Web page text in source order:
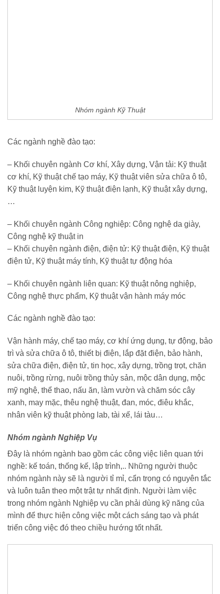
Nhóm ngành Kỹ Thuật
Các ngành nghề đào tạo:
– Khối chuyên ngành Cơ khí, Xây dựng, Vận tải: Kỹ thuật
cơ khí, Kỹ thuật chế tạo máy, Kỹ thuật viên sửa chữa ô tô,
Kỹ thuật luyện kim, Kỹ thuật điện lạnh, Kỹ thuật xây dựng,
…
– Khối chuyên ngành Công nghiệp: Công nghệ da giày,
Công nghệ kỹ thuật in
– Khối chuyên ngành điện, điện tử: Kỹ thuật điện, Kỹ thuật
điện tử, Kỹ thuật máy tính, Kỹ thuật tự động hóa
– Khối chuyên ngành liên quan: Kỹ thuật nông nghiệp,
Công nghệ thực phẩm, Kỹ thuật vận hành máy móc
Các ngành nghề đào tạo:
Vận hành máy, chế tạo máy, cơ khí ứng dụng, tự động, bảo
trì và sửa chữa ô tô, thiết bị điện, lắp đặt điện, bảo hành,
sửa chữa điện, điện tử, tin học, xây dựng, trồng trọt, chăn
nuôi, trồng rừng, nuôi trồng thủy sản, mộc dân dụng, mộc
mỹ nghệ, thể thao, nấu ăn, làm vườn và chăm sóc cây
xanh, may mặc, thêu nghệ thuật, đan, móc, điêu khắc,
nhân viên kỹ thuật phòng lab, tài xế, lái tàu…
Nhóm ngành Nghiệp Vụ
Đây là nhóm ngành bao gồm các công việc liên quan tới
nghề: kế toán, thống kế, lập trình,.. Những người thuộc
nhóm ngành này sẽ là người tỉ mỉ, cẩn trọng có nguyên tắc
và luôn tuân theo một trật tự nhất định. Người làm việc
trong nhóm ngành Nghiệp vụ cần phải dùng kỹ năng của
mình để thực hiện công việc một cách sáng tạo và phát
triển công việc đó theo chiều hướng tốt nhất.